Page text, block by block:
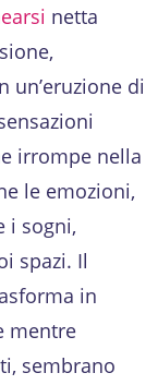
netta
un’eruzione di
irrompe nella
le emozioni,
i sogni,
spazi. Il
in
mentre
sembrano